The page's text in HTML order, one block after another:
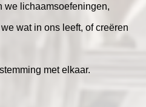
we lichaamsoefeningen,
wat in ons leeft, of creëren
met elkaar.